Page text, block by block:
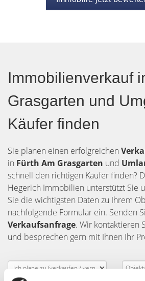
Immobilienverkauf
Grasgarten und
Käufer finden
Sie planen einen erfolgreichen
in Fürth Am Grasgarten und
schnell den richtigen Käufer finden?
Hegerich Immobilien unterstützt Sie
Sie die wichtigsten Daten zu Ihrem
nachfolgende Formular ein. Senden
Verkaufsanfrage. Wir kontaktieren
und besprechen gern mit Ihnen Ihr